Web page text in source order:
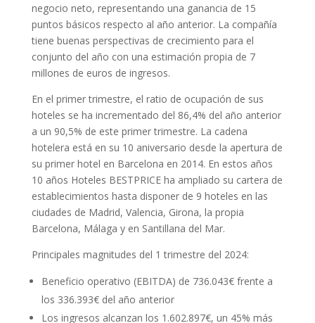
negocio neto, representando una ganancia de 15
puntos básicos respecto al año anterior. La compañía
tiene buenas perspectivas de crecimiento para el
conjunto del año con una estimación propia de 7
millones de euros de ingresos.
En el primer trimestre, el ratio de ocupación de sus
hoteles se ha incrementado del 86,4% del año anterior
a un 90,5% de este primer trimestre. La cadena
hotelera está en su 10 aniversario desde la apertura de
su primer hotel en Barcelona en 2014. En estos años
10 años Hoteles BESTPRICE ha ampliado su cartera de
establecimientos hasta disponer de 9 hoteles en las
ciudades de Madrid, Valencia, Girona, la propia
Barcelona, Málaga y en Santillana del Mar.
Principales magnitudes del 1 trimestre del 2024:
Beneficio operativo (EBITDA) de 736.043€ frente a
los 336.393€ del año anterior
Los ingresos alcanzan los 1.602.897€, un 45% más